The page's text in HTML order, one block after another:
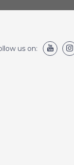
us on: